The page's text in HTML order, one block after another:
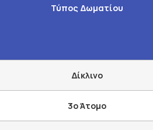
Τύπος Δωματίου
Δίκλινο
3o Άτομο